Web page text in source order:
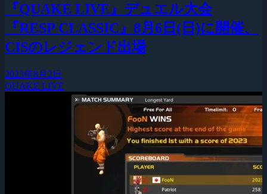
『QUAKE LIVE』デュエル大会
『RESP CLASSIC』8月6日(日)に開催、
CISのレジェンド出場
2023年8月2日
QUAKE LIVE